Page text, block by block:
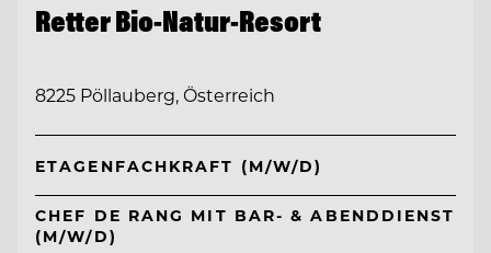
Retter Bio-Natur-Resort
8225 Pöllauberg, Österreich
ETAGENFACHKRAFT (M/W/D)
CHEF DE RANG MIT BAR- & ABENDDIENST
(M/W/D)